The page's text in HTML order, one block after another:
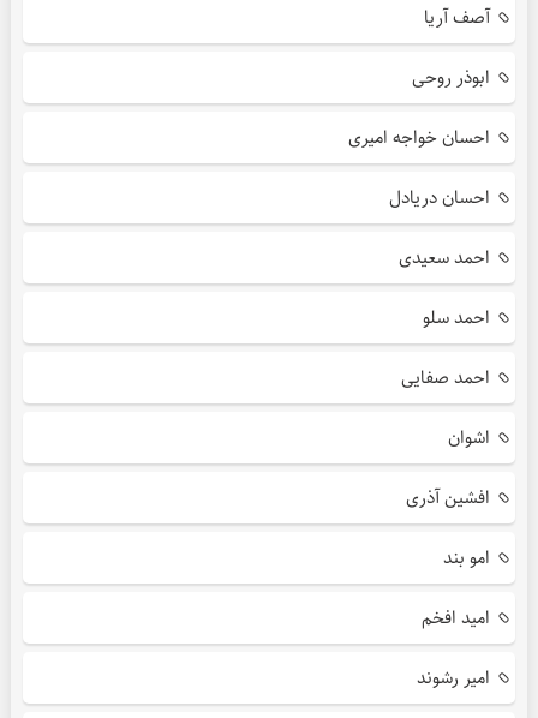
آصف آریا
ابوذر روحی
احسان خواجه امیری
احسان دریادل
احمد سعیدی
احمد سلو
احمد صفایی
اشوان
افشین آذری
امو بند
امید افخم
امیر رشوند